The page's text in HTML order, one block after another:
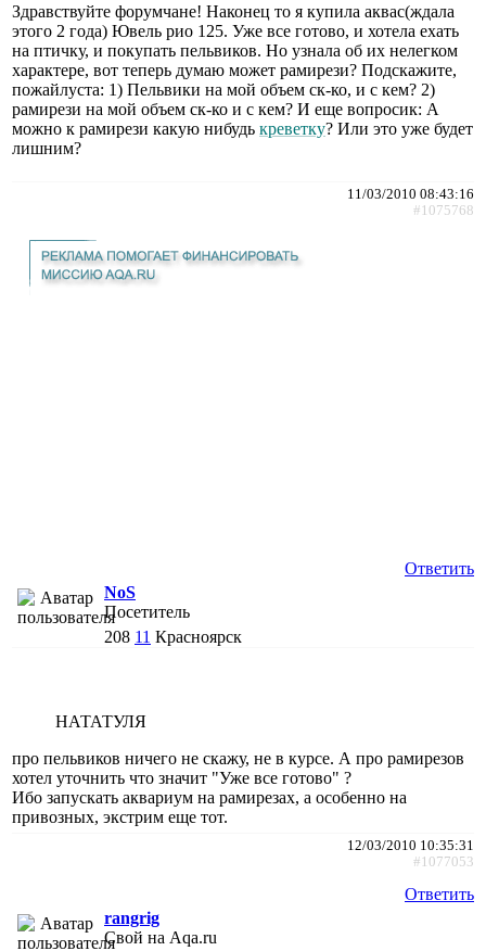
Здравствуйте форумчане! Наконец то я купила аквас(ждала
этого 2 года) Ювель рио 125. Уже все готово, и хотела ехать
на птичку, и покупать пельвиков. Но узнала об их нелегком
характере, вот теперь думаю может рамирези? Подскажите,
пожайлуста: 1) Пельвики на мой объем ск-ко, и с кем? 2)
рамирези на мой объем ск-ко и с кем? И еще вопросик: А
можно к рамирези какую нибудь креветку? Или это уже будет
лишним?
11/03/2010 08:43:16
#1075768
Ответить
NoS
Посетитель
208 11 Красноярск
НАТАТУЛЯ
про пельвиков ничего не скажу, не в курсе. А про рамирезов
хотел уточнить что значит "Уже все готово" ?
Ибо запускать аквариум на рамирезах, а особенно на
привозных, экстрим еще тот.
12/03/2010 10:35:31
#1077053
Ответить
rangrig
Свой на Aqa.ru